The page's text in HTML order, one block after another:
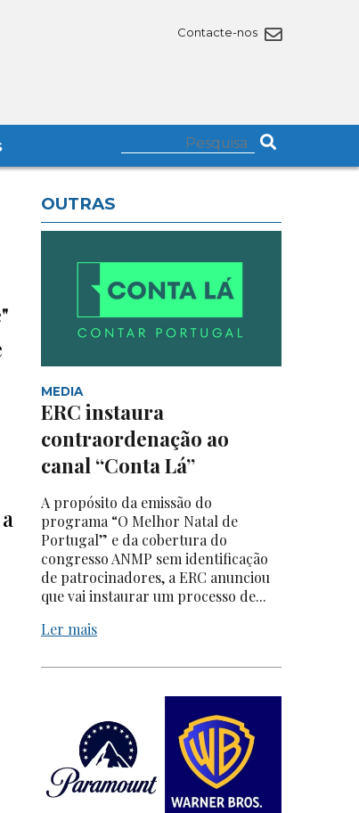
Contacte-nos
OUTRAS
MEDIA
ERC instaura
contraordenação ao
canal “Conta Lá”
A propósito da emissão do
programa “O Melhor Natal de
Portugal” e da cobertura do
congresso ANMP sem identificação
de patrocinadores, a ERC anunciou
que vai instaurar um processo de...
Ler mais